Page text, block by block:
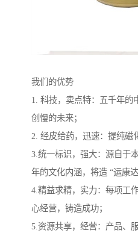
我们的优势
1. 科技，卖点特：五千年的
创慢的未来；
2. 经皮给药，迅速：提纯磁
3.统一标识，强大：源自于
年的文化内涵，将造 “运康达
4.精益求精，实力：每项工
心经营，铸造成功；
5.资源共享，经营：产品、